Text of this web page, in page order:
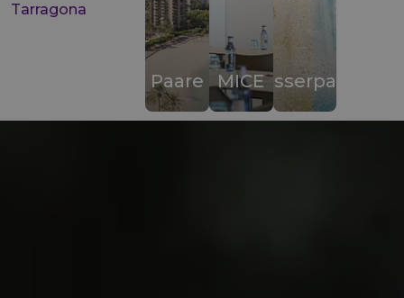
Tarragona
Paare MICEWasserparks